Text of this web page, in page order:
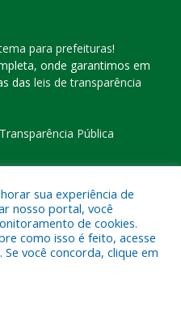
para prefeituras!
onde garantimos em
das leis de transparência
Pública
Municipal de Eldorado
sua experiência de
nosso portal, você
de cookies.
como isso é feito, acesse
Se você concorda, clique em